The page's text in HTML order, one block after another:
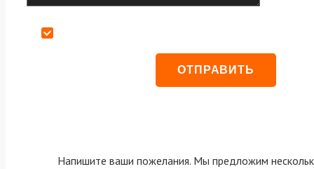
Напишите ваши пожелания. Мы предложим